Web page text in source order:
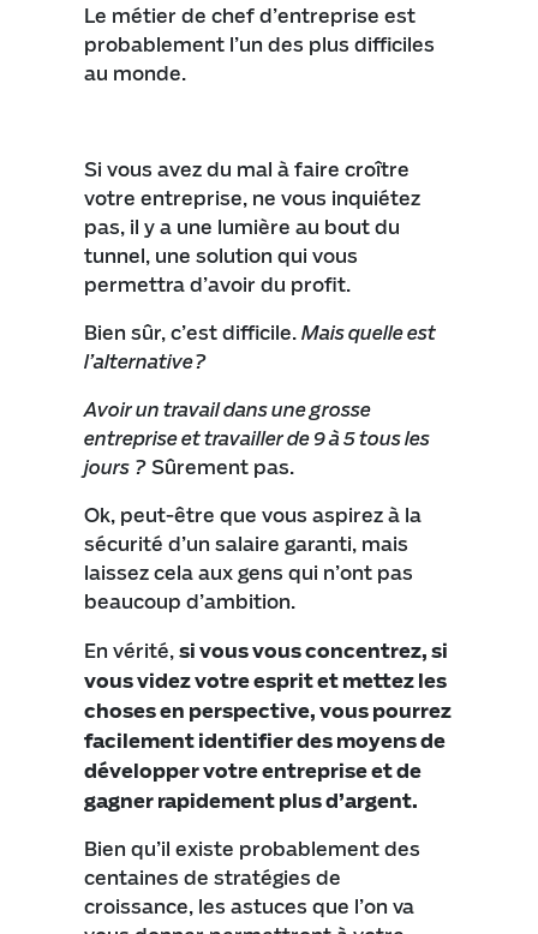
Le métier de chef d’entreprise est
probablement l’un des plus difficiles
au monde.
Si vous avez du mal à faire croître
votre entreprise, ne vous inquiétez
pas, il y a une lumière au bout du
tunnel, une solution qui vous
permettra d’avoir du profit.
Bien sûr, c’est difficile.Mais quelle est
l’alternative?
Avoir un travail dans une grosse
entreprise et travailler de 9 à 5 tous les
jours ?Sûrement pas.
Ok, peut-être que vous aspirez à la
sécurité d’un salaire garanti, mais
laissez cela aux gens qui n’ont pas
beaucoup d’ambition.
En vérité,si vous vous concentrez, si
vous videz votre esprit et mettez les
choses en perspective, vous pourrez
facilement identifier des moyens de
développer votre entreprise et de
gagner rapidement plus d’argent.
Bien qu’il existe probablement des
centaines de stratégies de
croissance, les astuces que l’on va